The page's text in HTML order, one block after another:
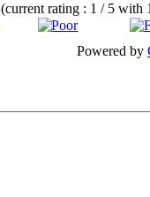
(current rating : 1 / 5 with
Powered by